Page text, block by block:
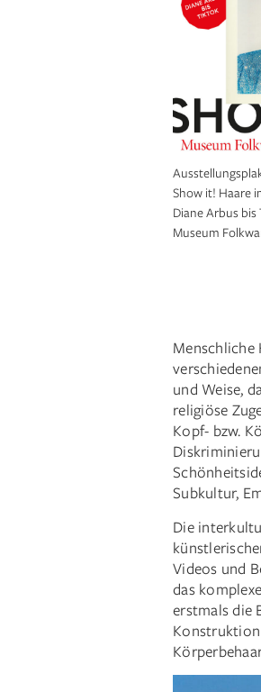
Show it! Haare
Diane Arbus bis
Museum
Menschliche
und Weise,
religiöse
Kopf- bzw.
Subkultur,
Die
Videos und
das
erstmals die